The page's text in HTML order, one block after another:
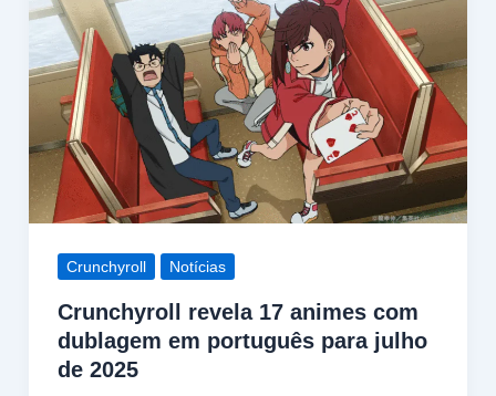
Crunchyroll Notícias
Crunchyroll revela 17 animes com
dublagem em português para julho
de 2025